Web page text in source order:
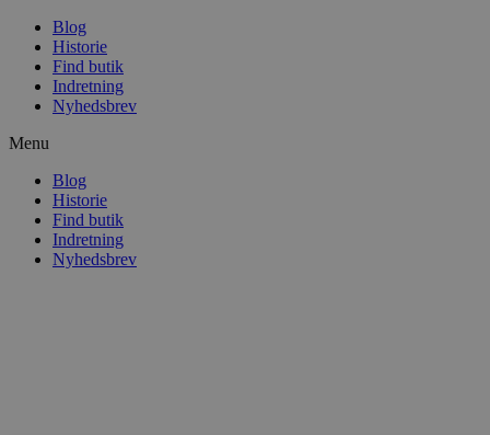
Blog
Historie
Find butik
Indretning
Nyhedsbrev
Menu
Blog
Historie
Find butik
Indretning
Nyhedsbrev